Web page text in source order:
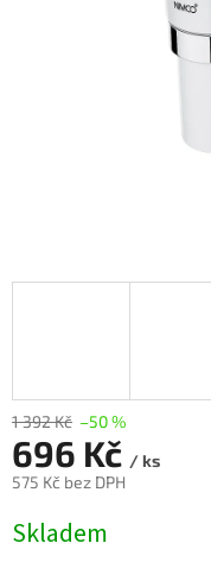
1 392 Kč –50 %
696 Kč / ks
575 Kč bez DPH
cena:
Skladem